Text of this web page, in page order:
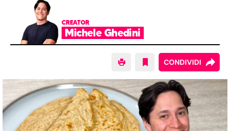
CREATOR
Michele Ghedini
CONDIVIDI